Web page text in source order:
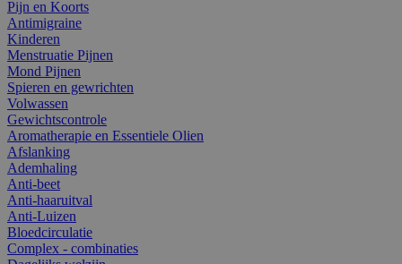
Pijn en Koorts
Antimigraine
Kinderen
Menstruatie Pijnen
Mond Pijnen
Spieren en gewrichten
Volwassen
Gewichtscontrole
Aromatherapie en Essentiele Olien
Afslanking
Ademhaling
Anti-beet
Anti-haaruitval
Anti-Luizen
Bloedcirculatie
Complex - combinaties